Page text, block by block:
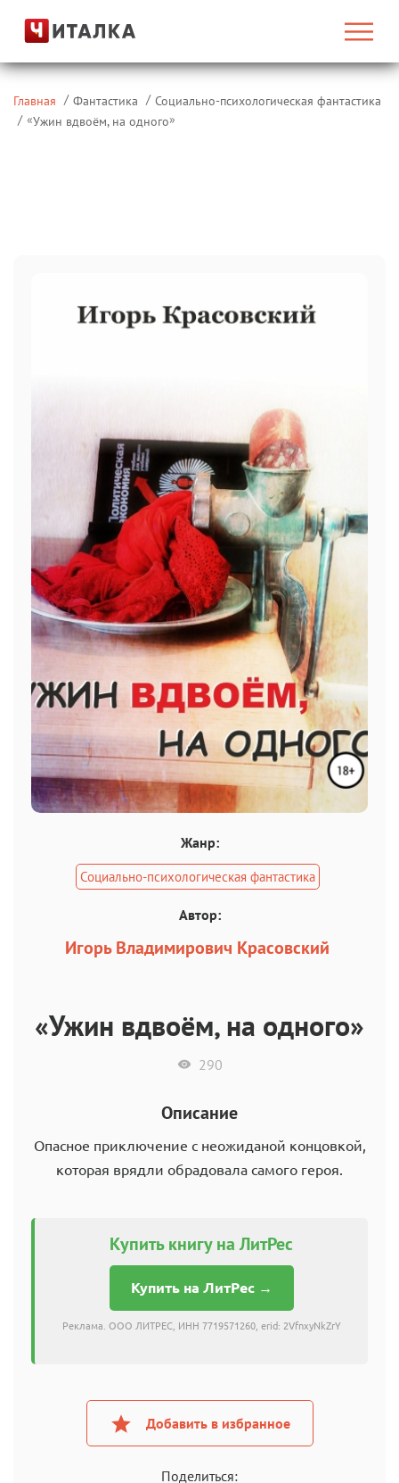
Главная Фантастика
Социально-психологическая фантастика
«Ужин вдвоём, на одного»
Жанр:
Социально-психологическая фантастика
Автор:
Игорь Владимирович Красовский
«Ужин вдвоём, на одного»
290
Описание
Опасное приключение с неожиданой концовкой,
которая врядли обрадовала самого героя.
Купить книгу на ЛитРес
Купить на ЛитРес →
Реклама. ООО ЛИТРЕС, ИНН 7719571260, erid: 2VfnxyNkZrY
Добавить в избранное
Поделиться: